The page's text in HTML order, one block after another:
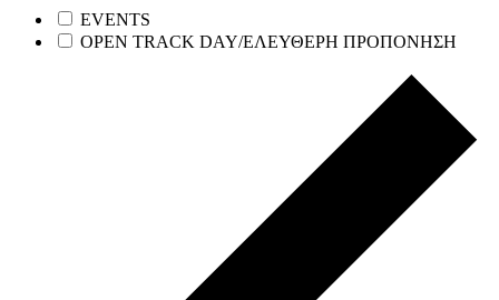
EVENTS
OPEN TRACK DAY/ΕΛΕΥΘΕΡΗ ΠΡΟΠΟΝΗΣΗ